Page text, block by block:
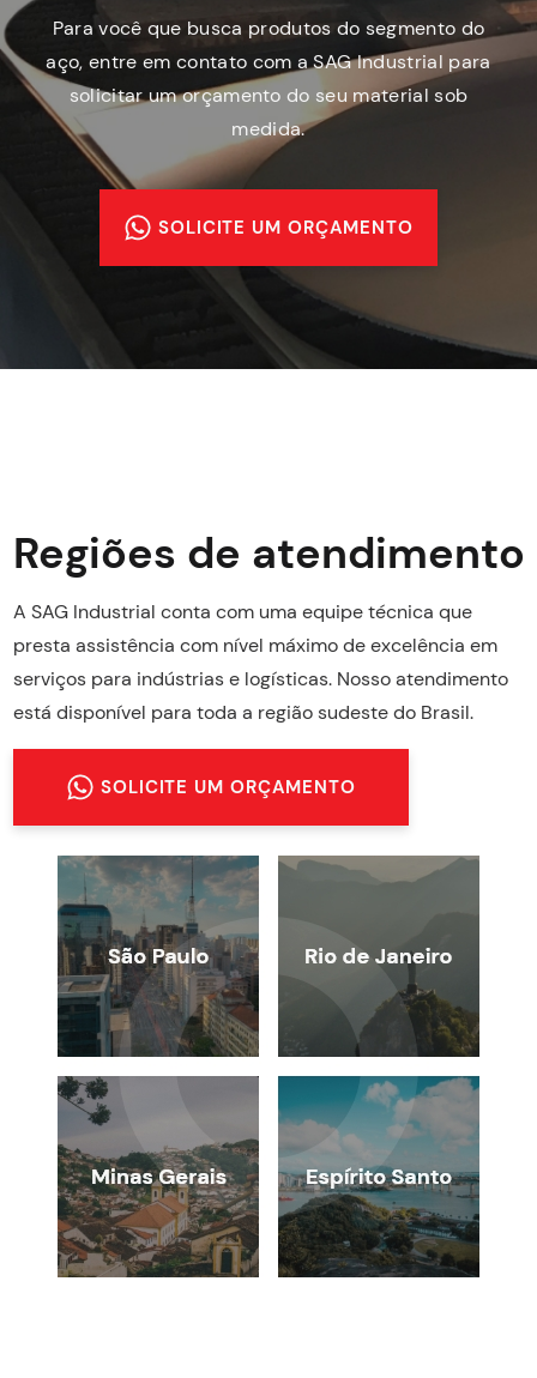
Para você que busca produtos do segmento do
aço, entre em contato com a SAG Industrial para
solicitar um orçamento do seu material sob
medida.
SOLICITE UM ORÇAMENTO
Regiões de atendimento
A SAG Industrial conta com uma equipe técnica que
presta assistência com nível máximo de excelência em
serviços para indústrias e logísticas. Nosso atendimento
está disponível para toda a região sudeste do Brasil.
SOLICITE UM ORÇAMENTO